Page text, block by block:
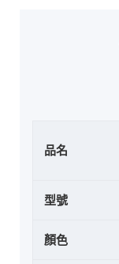
品名
型號
顏色